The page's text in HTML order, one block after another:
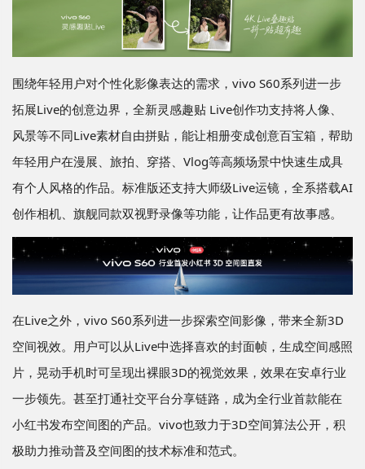
围绕年轻用户对个性化影像表达的需求，vivo S60系列进一步
拓展Live的创意边界，全新灵感趣贴 Live创作功支持将人像、
风景等不同Live素材自由拼贴，能让相册变成创意百宝箱，帮助
年轻用户在漫展、旅拍、穿搭、Vlog等高频场景中快速生成具
有个人风格的作品。标准版还支持大师级Live运镜，全系搭载AI
创作相机、旗舰同款双视野录像等功能，让作品更有故事感。
在Live之外，vivo S60系列进一步探索空间影像，带来全新3D
空间视效。用户可以从Live中选择喜欢的封面帧，生成空间感照
片，晃动手机时可呈现出裸眼3D的视觉效果，效果在安卓行业
一步领先。甚至打通社交平台分享链路，成为全行业首款能在
小红书发布空间图的产品。vivo也致力于3D空间算法公开，积
极助力推动普及空间图的技术标准和范式。